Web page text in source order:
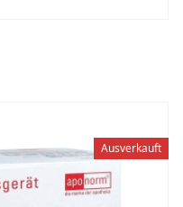
Ausverkauft